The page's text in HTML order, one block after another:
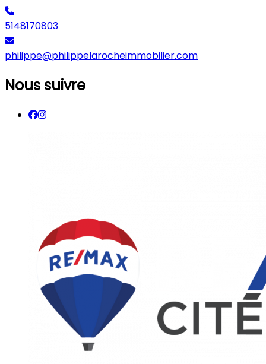
5148170803
philippe@philippelarocheimmobilier.com
Nous suivre